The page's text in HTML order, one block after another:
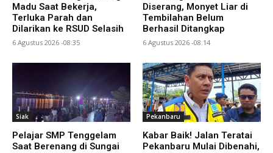
Madu Saat Bekerja,
Terluka Parah dan
Dilarikan ke RSUD Selasih
6 Agustus 2026 -08:35
Diserang, Monyet Liar di
Tembilahan Belum
Berhasil Ditangkap
6 Agustus 2026 -08:14
Siak
Pelajar SMP Tenggelam
Saat Berenang di Sungai
Pekanbaru
Kabar Baik! Jalan Teratai
Pekanbaru Mulai Dibenahi,